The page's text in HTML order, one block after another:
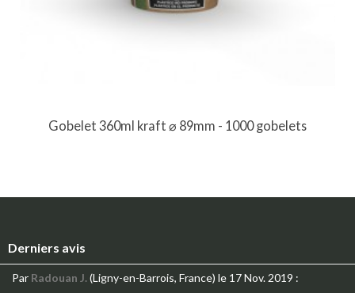
Gobelet 360ml kraft ⌀ 89mm - 1000 gobelets
Derniers avis
Par Radouan J.(Ligny-en-Barrois, France) le 17 Nov. 2019 :